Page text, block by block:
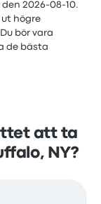
2026-08-10.
ut högre
bör vara
de bästa
att ta
NY?